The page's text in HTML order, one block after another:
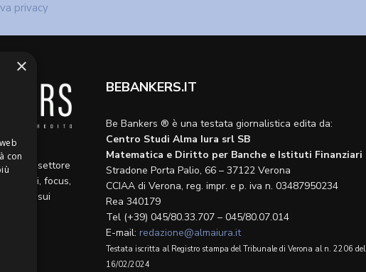
privacy
sul settore
articoli, focus,
sui
BEBANKERS.IT
Be Bankers ® è una testata giornalistica edita da:
Centro Studi Alma Iura srl SB
Matematica e Diritto per Banche e Istituti Finanziari
Stradone Porta Palio, 66 – 37122 Verona
CCIAA di Verona, reg. impr. e p. iva n. 03487950234
Rea 340179
Tel (+39) 045/80.33.707 – 045/80.07.014
E-mail: redazione@almaiura.it
Testata iscritta al Registro stampa del Tribunale di Verona al n. 2206 del
16/02/2024
×
con